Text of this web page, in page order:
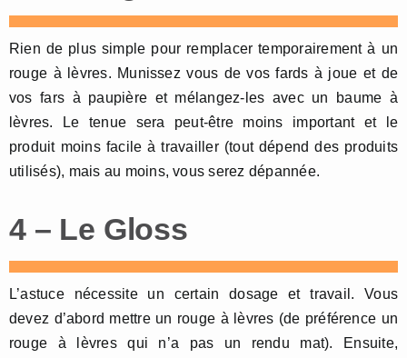
Rien de plus simple pour remplacer temporairement à un
rouge à lèvres. Munissez vous de vos fards à joue et de
vos fars à paupière et mélangez-les avec un baume à
lèvres. Le tenue sera peut-être moins important et le
produit moins facile à travailler (tout dépend des produits
utilisés), mais au moins, vous serez dépannée.
4 – Le Gloss
L’astuce nécessite un certain dosage et travail. Vous
devez d’abord mettre un rouge à lèvres (de préférence un
rouge à lèvres qui n’a pas un rendu mat). Ensuite,